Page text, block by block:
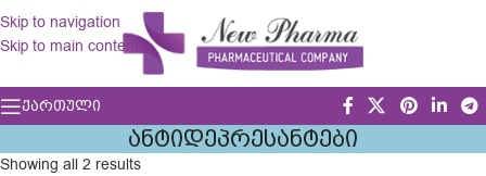
Skip to navigation
Skip to main content
ᲥᲐᲠᲗᲣᲚᲘ
ᲐᲜᲢᲘᲓᲔᲞᲠᲔᲡᲐᲜᲢᲔᲑᲘ
Showing all 2 results